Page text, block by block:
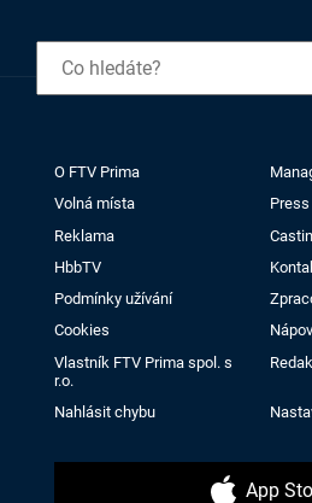
O FTV Prima
Volná místa
Press
Reklama
HbbTV
Podmínky užívání
Cookies
Vlastník FTV Prima spol. s
r.o.
Nahlásit chybu
App